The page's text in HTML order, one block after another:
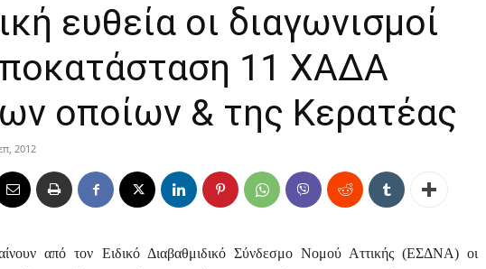
ευθεία οι διαγωνισμοί
11 ΧΑΔΑ
οποίων & της Κερατέας
2012
από τον Ειδικό Διαβαθμιδικό Σύνδεσμο Νομού Αττικής (ΕΣΔΝΑ) οι